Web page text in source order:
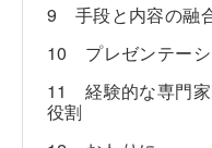
9 手段と内容の融
10 プレゼンテーシ
11 経験的な専門家
役割